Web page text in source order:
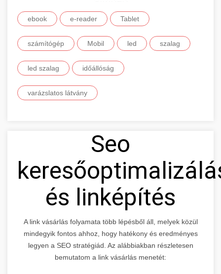
ebook e-reader Tablet
számítógép Mobil led szalag
led szalag időállóság
varázslatos látvány
Seo
és linképítés
A link vásárlás folyamata több lépésből áll, melyek közül
mindegyik fontos ahhoz, hogy hatékony és eredményes
legyen a SEO stratégiád. Az alábbiakban részletesen
bemutatom a link vásárlás menetét: